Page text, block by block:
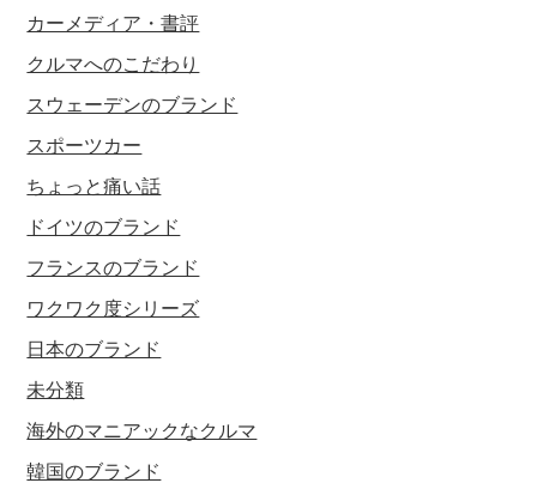
カーメディア・書評
クルマへのこだわり
スウェーデンのブランド
スポーツカー
ちょっと痛い話
ドイツのブランド
フランスのブランド
ワクワク度シリーズ
日本のブランド
未分類
海外のマニアックなクルマ
韓国のブランド